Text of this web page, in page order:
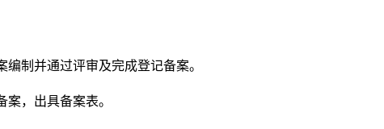
制并通过评审及完成登记备案。
，出具备案表。